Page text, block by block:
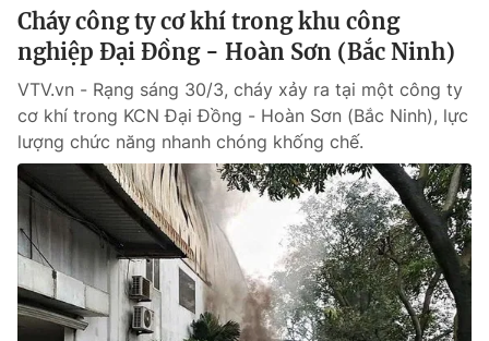
Cháy công ty cơ khí trong khu công
nghiệp Đại Đồng - Hoàn Sơn (Bắc Ninh)
VTV.vn - Rạng sáng 30/3, cháy xảy ra tại một công ty
cơ khí trong KCN Đại Đồng - Hoàn Sơn (Bắc Ninh), lực
lượng chức năng nhanh chóng khống chế.